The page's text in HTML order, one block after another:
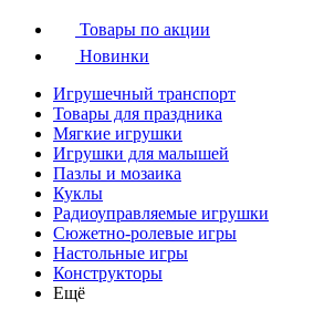
Товары по акции
Новинки
Игрушечный транспорт
Товары для праздника
Мягкие игрушки
Игрушки для малышей
Пазлы и мозаика
Куклы
Радиоуправляемые игрушки
Сюжетно-ролевые игры
Настольные игры
Конструкторы
Ещё